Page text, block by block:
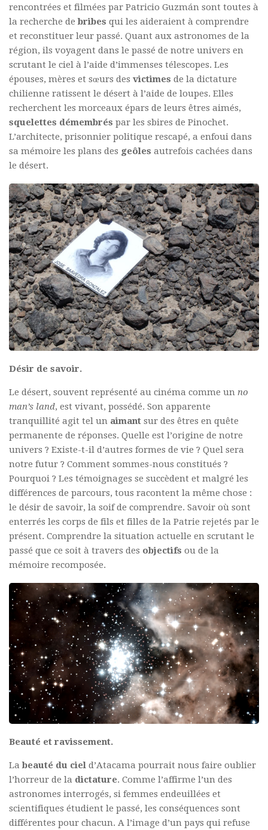
rencontrées et filmées par Patricio Guzmán sont toutes à
la recherche debribes qui les aideraient à comprendre
et reconstituer leur passé. Quant aux astronomes de la
région, ils voyagent dans le passé de notre univers en
scrutant le ciel à l’aide d’immenses télescopes. Les
épouses, mères et sœurs des victimes de la dictature
chilienne ratissent le désert à l’aide de loupes. Elles
recherchent les morceaux épars de leurs êtres aimés,
squelettes démembrés par les sbires de Pinochet.
L’architecte, prisonnier politique rescapé, a enfoui dans
sa mémoire les plans des geôles autrefois cachées dans
le désert.
Désir de savoir.
Le désert, souvent représenté au cinéma comme un no
man’s land, est vivant, possédé. Son apparente
tranquillité agit tel un aimant sur des êtres en quête
permanente de réponses. Quelle est l’origine de notre
univers ? Existe-t-il d’autres formes de vie ? Quel sera
notre futur ? Comment sommes-nous constitués ?
Pourquoi ? Les témoignages se succèdent et malgré les
différences de parcours, tous racontent la même chose :
le désir de savoir, la soif de comprendre. Savoir où sont
enterrés les corps de fils et filles de la Patrie rejetés par le
présent. Comprendre la situation actuelle en scrutant le
passé que ce soit à travers des objectifs ou de la
mémoire recomposée.
Beauté et ravissement.
Labeauté du ciel d’Atacama pourrait nous faire oublier
l’horreur de la dictature. Comme l’affirme l’un des
astronomes interrogés, si femmes endeuillées et
scientifiques étudient le passé, les conséquences sont
différentes pour chacun. A l’image d’un pays qui refuse